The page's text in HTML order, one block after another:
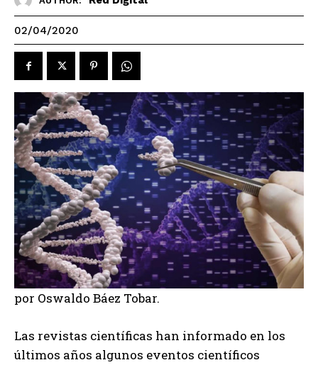
02/04/2020
por Oswaldo Báez Tobar.
Las revistas científicas han informado en los
últimos años algunos eventos científicos